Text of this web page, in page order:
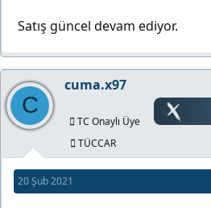
Satış güncel devam ediyor.
C
cuma.x97
TC Onaylı Üye
TÜCCAR
20 Şub 2021